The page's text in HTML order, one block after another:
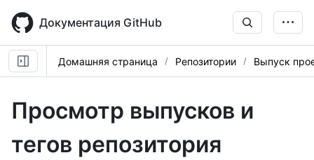
main
content
Документация GitHub
Домашняя страница Репозитории Выпуск
Просмотр выпусков и
тегов репозитория